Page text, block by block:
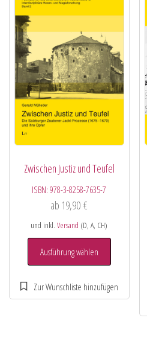
Zwischen Justiz und Teufel
ISBN:978-3-8258-7635-7
ab 19,90€
und inkl.Versand (D, A, CH)
Ausführung wählen